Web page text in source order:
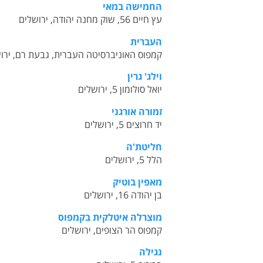
החמישה במאי
עץ חיים 56, שוק מחנה יהודה, ירושלים
העברית
קמפוס האוניברסיטה העברית, גבעת רם,
וילג' גרין
יואל סולומון 5, ירושלים
זמורה אורגני
יד חרוצים 5, ירושלים
חליטת'ה
הלל 5, ירושלים
מאפין בוטיק
בן יהודה 16, ירושלים
מוצרלה איטלקית בקמפוס
קמפוס הר הצופים, ירושלים
נגילה